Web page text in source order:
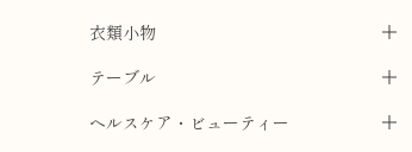
衣類小物
テーブル
ヘルスケア・ビューティー